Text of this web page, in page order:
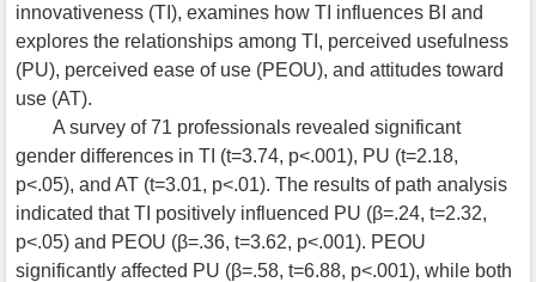
innovativeness (TI), examines how TI influences BI and
explores the relationships among TI, perceived usefulness
(PU), perceived ease of use (PEOU), and attitudes toward
use (AT).
A survey of 71 professionals revealed significant
gender differences in TI (t=3.74, p<.001), PU (t=2.18,
p<.05), and AT (t=3.01, p<.01). The results of path analysis
indicated that TI positively influenced PU (β=.24, t=2.32,
p<.05) and PEOU (β=.36, t=3.62, p<.001). PEOU
significantly affected PU (β=.58, t=6.88, p<.001), while both